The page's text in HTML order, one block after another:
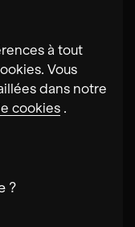
à tout
Vous
dans notre
cookies .
?